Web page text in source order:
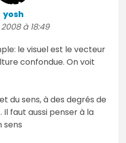
yosh
à 18:49
le visuel est le vecteur
confondue. On voit
du sens, à des degrés de
faut aussi penser à la
sens